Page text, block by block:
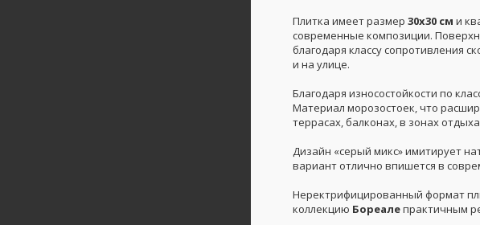
Плитка имеет размер 30x30 см и
современные композиции.
благодаря классу сопротивления
и на улице.
Благодаря износостойкости по
Материал морозостоек, что
террасах, балконах, в зонах
Дизайн «серый микс» имитирует
вариант отлично впишется в
Неректрифицированный формат
коллекцию Бореалепрактичным